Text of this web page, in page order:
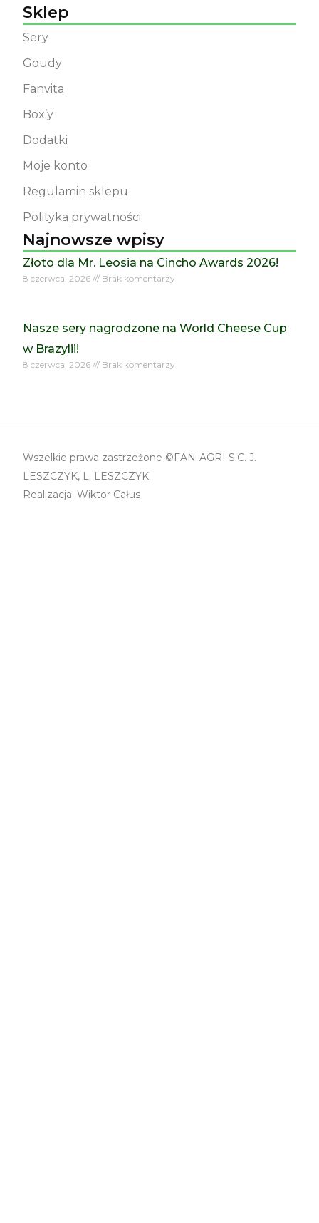
Sklep
Sery
Goudy
Fanvita
Box’y
Dodatki
Moje konto
Regulamin sklepu
Polityka prywatności
Najnowsze wpisy
Złoto dla Mr. Leosia na Cincho Awards 2026!
8 czerwca, 2026 Brak komentarzy
Nasze sery nagrodzone na World Cheese Cup
w Brazylii!
8 czerwca, 2026 Brak komentarzy
Wszelkie prawa zastrzeżone ©FAN-AGRI S.C. J.
LESZCZYK, L. LESZCZYK
Realizacja: Wiktor Całus